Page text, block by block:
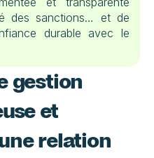
des sanctions… et de
durable avec le
gestion
et
relation